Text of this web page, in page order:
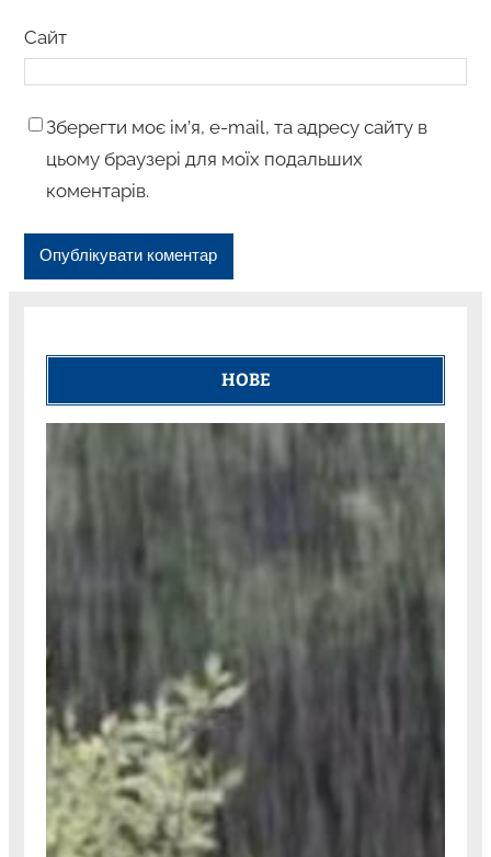
Сайт
Зберегти моє ім’я, e-mail, та адресу сайту в
цьому браузері для моїх подальших
коментарів.
НОВЕ